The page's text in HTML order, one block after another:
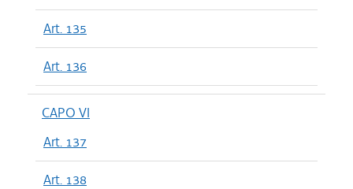
Art. 135
Art. 136
CAPO VI
Art. 137
Art. 138